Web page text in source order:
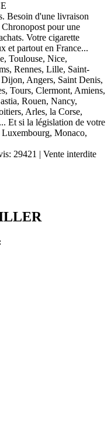
Besoin d'une livraison
pour une
Votre cigarette
et partout en France...
Toulouse, Nice,
Rennes, Lille, Saint-
Angers, Saint Denis,
Tours, Clermont, Amiens,
Rouen, Nancy,
Arles, la Corse,
Et si la législation de votre
Luxembourg, Monaco,
29421 | Vente interdite